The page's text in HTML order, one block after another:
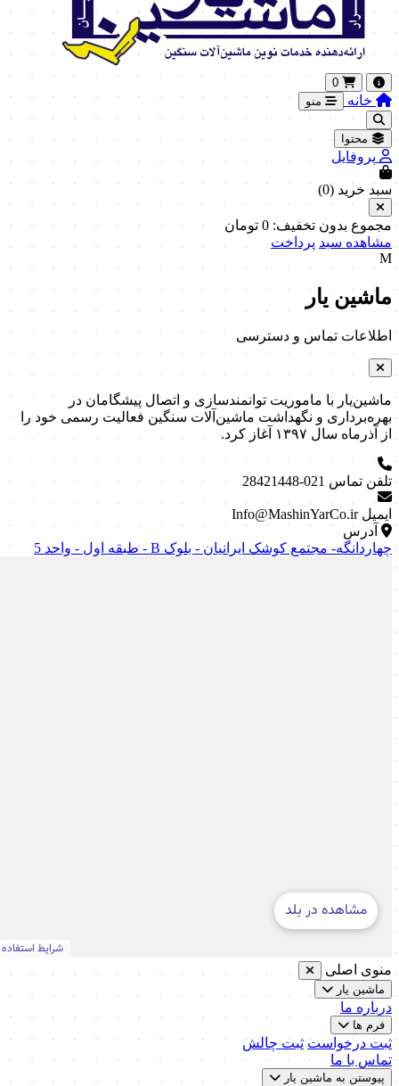
0
خانه منو
محتوا
پروفایل
سبد خرید (0
)
مجموع بدون تخفیف: 0 تومان
مشاهده سبد پرداخت
M
ماشین یار
اطلاعات تماس و دسترسی
ماشین‌یار با ماموریت توانمندسازی و اتصال پیشگامان در
بهره‌برداری و نگهداشت ماشین‌آلات سنگین فعالیت رسمی خود را
از آذرماه سال ۱۳۹۷ آغاز کرد.
تلفن تماس 021-28421448
ایمیل Info@MashinYarCo.ir
آدرس
چهاردانگه- مجتمع کوشک ایرانیان - بلوک B - طبقه اول - واحد 5
منوی اصلی
ماشین یار
درباره ما
فرم ها
ثبت درخواست ثبت چالش
تماس با ما
پیوستن به ماشین یار